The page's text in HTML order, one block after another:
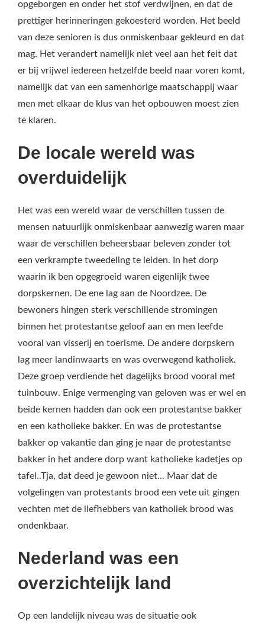
opgeborgen en onder het stof verdwijnen, en dat de
prettiger herinneringen gekoesterd worden. Het beeld
van deze senioren is dus onmiskenbaar gekleurd en dat
mag. Het verandert namelijk niet veel aan het feit dat
er bij vrijwel iedereen hetzelfde beeld naar voren komt,
namelijk dat van een samenhorige maatschappij waar
men met elkaar de klus van het opbouwen moest zien
te klaren.
De locale wereld was
overduidelijk
Het was een wereld waar de verschillen tussen de
mensen natuurlijk onmiskenbaar aanwezig waren maar
waar de verschillen beheersbaar beleven zonder tot
een verkrampte tweedeling te leiden. In het dorp
waarin ik ben opgegroeid waren eigenlijk twee
dorpskernen. De ene lag aan de Noordzee. De
bewoners hingen sterk verschillende stromingen
binnen het protestantse geloof aan en men leefde
vooral van visserij en toerisme. De andere dorpskern
lag meer landinwaarts en was overwegend katholiek.
Deze groep verdiende het dagelijks brood vooral met
tuinbouw. Enige vermenging van geloven was er wel en
beide kernen hadden dan ook een protestantse bakker
en een katholieke bakker. En was de protestantse
bakker op vakantie dan ging je naar de protestantse
bakker in het andere dorp want katholieke kadetjes op
tafel..Tja, dat deed je gewoon niet... Maar dat de
volgelingen van protestants brood een vete uit gingen
vechten met de liefhebbers van katholiek brood was
ondenkbaar.
Nederland was een
overzichtelijk land
Op een landelijk niveau was de situatie ook